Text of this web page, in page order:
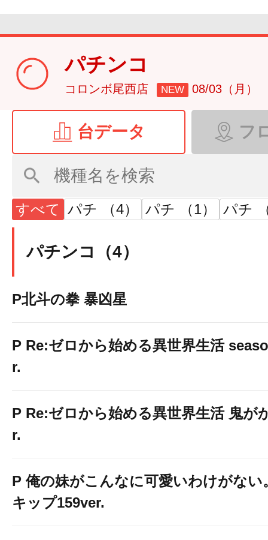
パチンコ
コロンボ尾西店 NEW 08/03（月）
台データ フ
すべて パチ （4） パチ （1） パチ
パチンコ（4）
P北斗の拳 暴凶星
P Re:ゼロから始める異世界生活
r.
P Re:ゼロから始める異世界生活 鬼が
r.
P 俺の妹がこんなに可愛いわけがない
キップ159ver.